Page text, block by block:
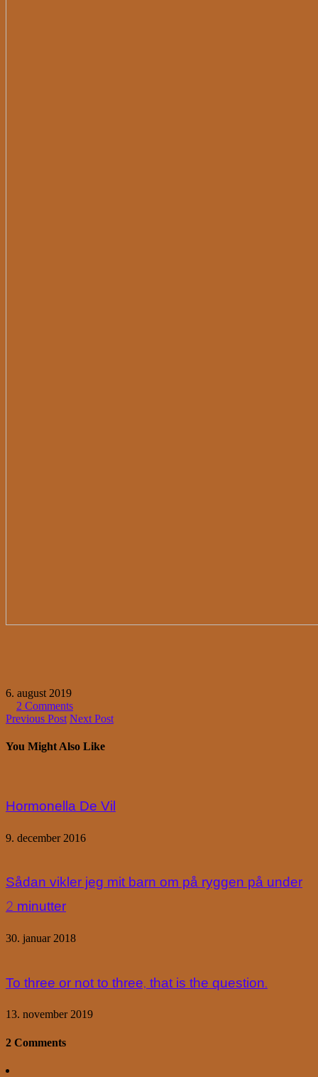
6. august 2019
2 Comments
Previous Post Next Post
You Might Also Like
Hormonella De Vil
9. december 2016
Sådan vikler jeg mit barn om på ryggen på under
2 minutter
30. januar 2018
To three or not to three, that is the question.
13. november 2019
2 Comments